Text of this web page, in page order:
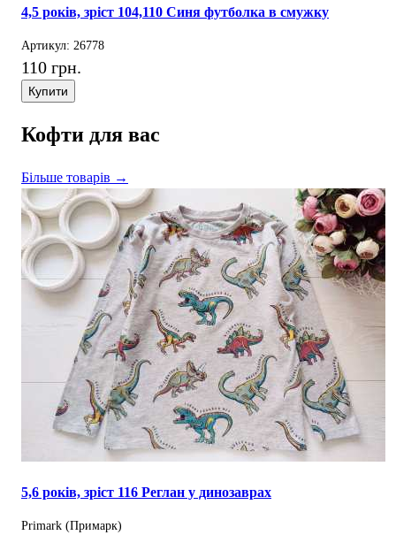
4,5 років, зріст 104,110 Синя футболка в смужку
Артикул: 26778
110 грн.
Купити
Кофти для вас
Більше товарів →
5,6 років, зріст 116 Реглан у динозаврах
Primark (Примарк)